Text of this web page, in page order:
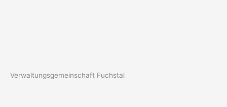
Verwaltungsgemeinschaft Fuchstal